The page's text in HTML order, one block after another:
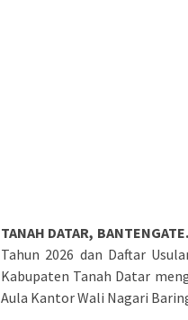
TANAH DATAR,
Tahun 2026 dan Daftar
Kabupaten Tanah Datar
Aula Kantor Wali Nagari